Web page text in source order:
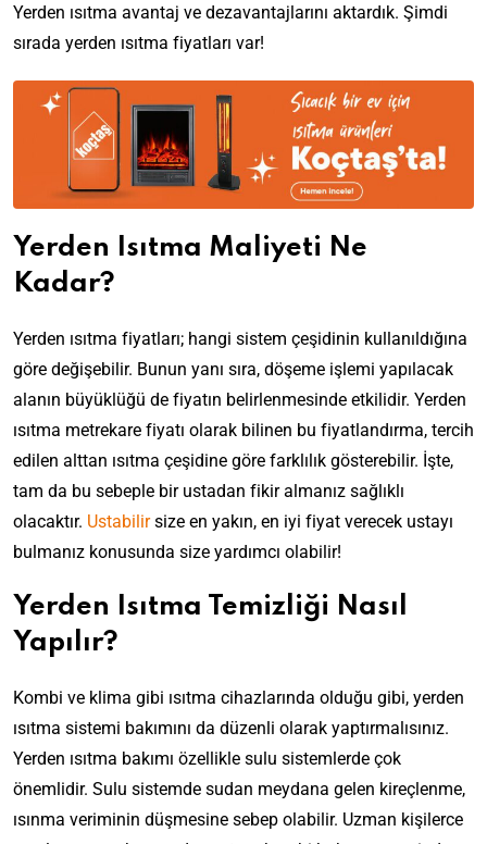
Yerden ısıtma avantaj ve dezavantajlarını aktardık. Şimdi
sırada yerden ısıtma fiyatları var!
Yerden Isıtma Maliyeti Ne
Kadar?
Yerden ısıtma fiyatları; hangi sistem çeşidinin kullanıldığına
göre değişebilir. Bunun yanı sıra, döşeme işlemi yapılacak
alanın büyüklüğü de fiyatın belirlenmesinde etkilidir. Yerden
ısıtma metrekare fiyatı olarak bilinen bu fiyatlandırma, tercih
edilen alttan ısıtma çeşidine göre farklılık gösterebilir. İşte,
tam da bu sebeple bir ustadan fikir almanız sağlıklı
olacaktır. Ustabilirsize en yakın, en iyi fiyat verecek ustayı
bulmanız konusunda size yardımcı olabilir!
Yerden Isıtma Temizliği Nasıl
Yapılır?
Kombi ve klima gibi ısıtma cihazlarında olduğu gibi, yerden
ısıtma sistemi bakımını da düzenli olarak yaptırmalısınız.
Yerden ısıtma bakımı özellikle sulu sistemlerde çok
önemlidir. Sulu sistemde sudan meydana gelen kireçlenme,
ısınma veriminin düşmesine sebep olabilir. Uzman kişilerce